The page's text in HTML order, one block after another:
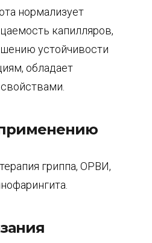
нормализует
капилляров,
устойчивости
обладает
гриппа, ОРВИ,